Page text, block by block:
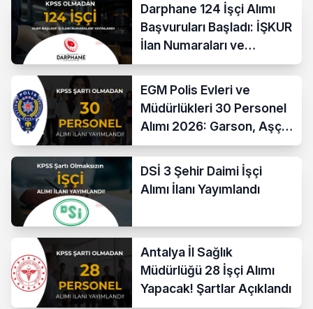
Darphane 124 İşçi Alımı
Başvuruları Başladı: İŞKUR
İlan Numaraları ve
Başvuru Ekranı
EGM Polis Evleri ve
Müdürlükleri 30 Personel
Alımı 2026: Garson, Aşçı,
Temizlik ve Teknik
Kadrolar
DSİ 3 Şehir Daimi İşçi
Alımı İlanı Yayımlandı
Antalya İl Sağlık
Müdürlüğü 28 İşçi Alımı
Yapacak! Şartlar Açıklandı